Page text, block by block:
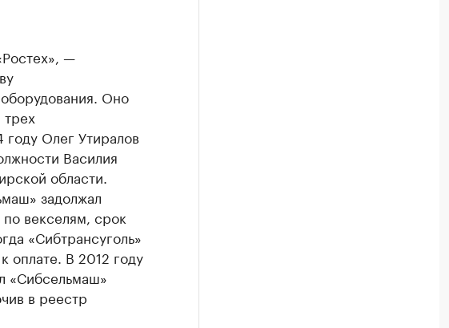
—
Оно
Олег Утиралов
Василия
области.
задолжал
векселям, срок
«Сибтрансуголь»
оплате. В 2012 году
«Сибсельмаш»
в реестр